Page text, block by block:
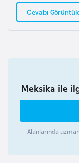
Cevabı
Meksika ile
Alanlarında uzman
u
t
i